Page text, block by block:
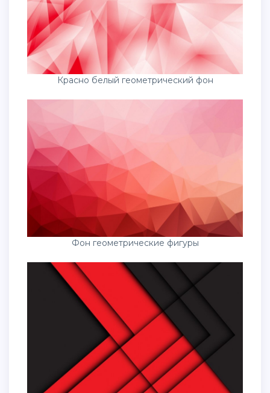
Красно белый геометрический фон
Фон геометрические фигуры